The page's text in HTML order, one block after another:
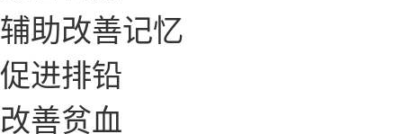
辅助改善记忆
促进排铅
改善贫血